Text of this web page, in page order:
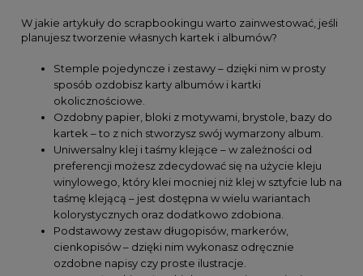
W jakie artykuły do scrapbookingu warto zainwestować, jeśli
planujesz tworzenie własnych kartek i albumów?
Stemple pojedyncze i zestawy – dzięki nim w prosty
sposób ozdobisz karty albumów i kartki
okolicznościowe.
Ozdobny papier, bloki z motywami, brystole, bazy do
kartek – to z nich stworzysz swój wymarzony album.
Uniwersalny klej i taśmy klejące – w zależności od
preferencji możesz zdecydować się na użycie kleju
winylowego, który klei mocniej niż klej w sztyfcie lub na
taśmę klejącą – jest dostępna w wielu wariantach
kolorystycznych oraz dodatkowo zdobiona.
Podstawowy zestaw długopisów, markerów,
cienkopisów – dzięki nim wykonasz odręcznie
ozdobne napisy czy proste ilustracje.